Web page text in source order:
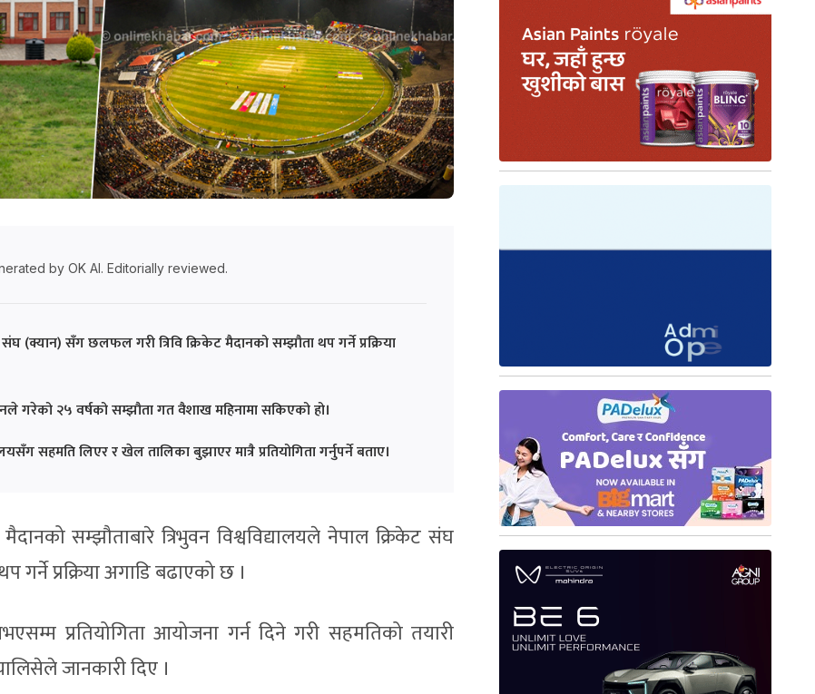
by OK AI. Editorially reviewed.
(क्यान) सँग छलफल गरी त्रिवि क्रिकेट मैदानको सम्झौता थप गर्ने प्रक्रिया
गरेको २५ वर्षको सम्झौता गत वैशाख महिनामा सकिएको हो।
सहमति लिएर र खेल तालिका बुझाएर मात्रै प्रतियोगिता गर्नुपर्ने बताए।
सम्झौताबारे त्रिभुवन विश्वविद्यालयले नेपाल क्रिकेट संघ
प्रक्रिया अगाडि बढाएको छ ।
प्रतियोगिता आयोजना गर्न दिने गरी सहमतिको तयारी
जानकारी दिए ।